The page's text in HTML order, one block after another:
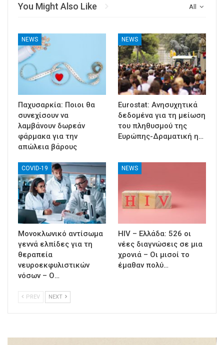
All
You Might Also Like
NEWS
Παχυσαρκία: Ποιοι θα
συνεχίσουν να
λαμβάνουν δωρεάν
φάρμακα για την
απώλεια βάρους
NEWS
Eurostat: Ανησυχητικά
δεδομένα για τη μείωση
του πληθυσμού της
Ευρώπης-Δραματική η…
COVID-19
Μονοκλωνικό αντίσωμα
γεννά ελπίδες για τη
θεραπεία
νευροεκφυλιστικών
νόσων – Ο…
NEWS
HIV – Ελλάδα: 526 οι
νέες διαγνώσεις σε μια
χρονιά – Οι μισοί το
έμαθαν πολύ…
PREV NEXT